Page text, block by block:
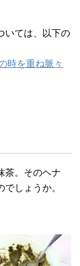
いては、以下の
時を重ね脈々
茶。そのヘナ
しょうか。